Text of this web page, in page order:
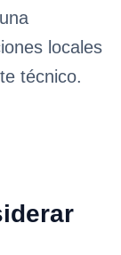
locales
técnico.